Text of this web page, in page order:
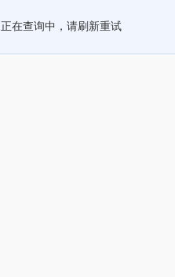
正在查询中，请刷新重试